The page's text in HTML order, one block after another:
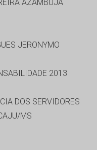
AZAMBUJA
JERONYMO
2013
DOS SERVIDORES
MS